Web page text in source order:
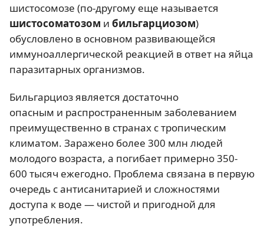
шистосомозе (по-другому еще называется
шистосоматозом и бильгарциозом)
обусловлено в основном развивающейся
иммуноаллергической реакцией в ответ на яйца
паразитарных организмов.
Бильгарциоз является достаточно
опасным и распространенным заболеванием
преимущественно в странах с тропическим
климатом. Заражено более 300 млн людей
молодого возраста, а погибает примерно 350-
600 тысяч ежегодно. Проблема связана в первую
очередь с антисанитарией и сложностями
доступа к воде — чистой и пригодной для
употребления.